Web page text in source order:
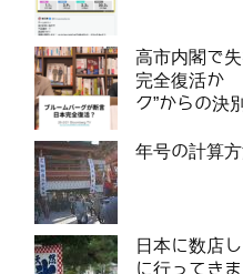
高市内閣で
完全復活か
ク”からの決
年号の計算
日本に数店
に行ってき